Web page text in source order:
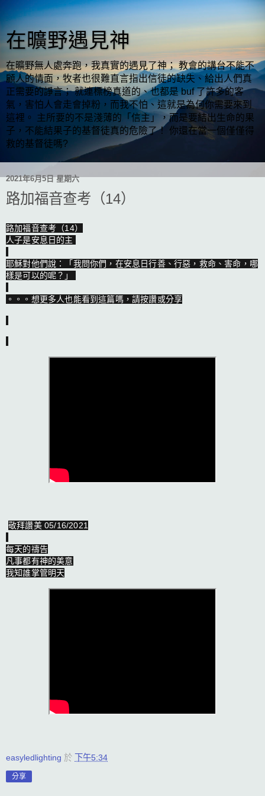
在曠野遇見神
在曠野無人處奔跑，我真實的遇見了神； 教會的講台不能不
顧人的情面，牧者也很難直言指出信徒的缺失、給出人們真
正需要的諍言； 就連標榜真道的、也都是 buf 了許多的客
氣，害怕人會走會掉粉，而我不怕、這就是為何你需要來到
這裡。 主所要的不是淺薄的「信主」，而是要結出生命的果
子，不能結果子的基督徒真的危險了！ 你還在當一個僅僅得
救的基督徒嗎?
2021年6月5日 星期六
路加福音查考（14）
路加福音查考（14）
人子是安息日的主
耶穌對他們說：「我問你們，在安息日行善、行惡，救命、害命，哪
樣是可以的呢？」
。。。想更多人也能看到這篇嗎，請按讚或分享
敬拜讚美 05/16/2021
每天的禱告
凡事都有神的美意
我知誰掌管明天
easyledlighting 於 下午5:34
分享